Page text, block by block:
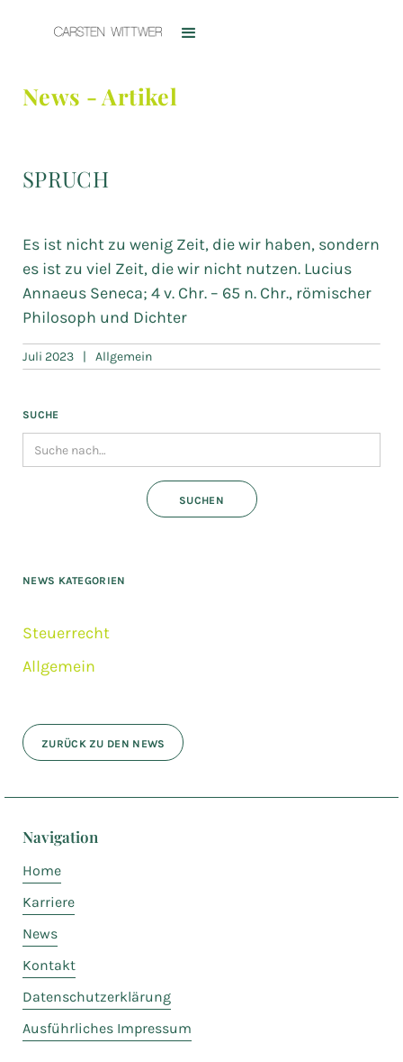
News - Artikel
SPRUCH
Es ist nicht zu wenig Zeit, die wir haben, sondern
es ist zu viel Zeit, die wir nicht nutzen. Lucius
Annaeus Seneca; 4 v. Chr. – 65 n. Chr., römischer
Philosoph und Dichter
Juli 2023 | Allgemein
SUCHE
NEWS KATEGORIEN
Steuerrecht
Allgemein
ZURÜCK ZU DEN NEWS
Navigation
Home
Karriere
News
Kontakt
Datenschutzerklärung
Ausführliches Impressum